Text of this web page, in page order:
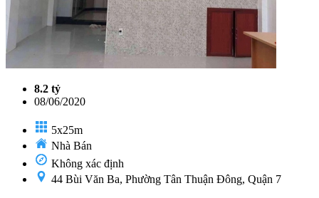
8.2 tỷ
08/06/2020
5x25m
Nhà Bán
Không xác định
44 Bùi Văn Ba, Phường Tân Thuận Đông, Quận 7